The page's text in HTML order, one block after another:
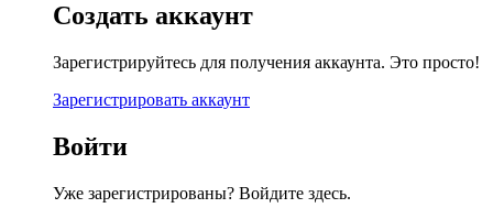
Создать аккаунт
Зарегистрируйтесь для получения аккаунта. Это просто!
Зарегистрировать аккаунт
Войти
Уже зарегистрированы? Войдите здесь.